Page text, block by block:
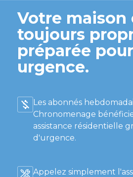
Votre maison
toujours
préparée
urgence.
Les abonnés
Chronomenage
assistance résidentielle
d'urgence.
Appelez simplement